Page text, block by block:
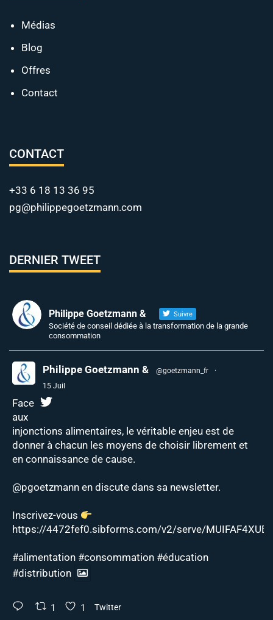
Médias
Blog
Offres
Contact
CONTACT
+33 6 18 13 36 95
pg@philippegoetzmann.com
DERNIER TWEET
Philippe Goetzmann & Suivre
Société de conseil dédiée à la transformation de la grande
consommation
Philippe Goetzmann & @goetzmann_fr
·
15 Juil
Face
aux
injonctions alimentaires, le véritable enjeu est de
donner à chacun les moyens de choisir librement et
en connaissance de cause.
@pgoetzmann en discute dans sa newsletter.
Inscrivez-vous
https://4472fef0.sibforms.com/v2/serve/
#alimentation #consommation #éducation
#distribution
1 1 Twitter